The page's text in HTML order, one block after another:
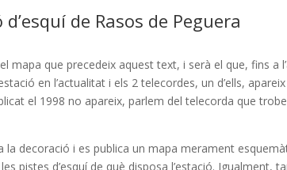
de Rasos de Peguera
que precedeix aquest text, i serà el que, fins a
en l’actualitat i els 2 telecordes, un d’ells,
el 1998 no apareix, parlem del telecorda que
decoració i es publica un mapa merament
pistes d’esquí de què disposa l’estació. Igualment,